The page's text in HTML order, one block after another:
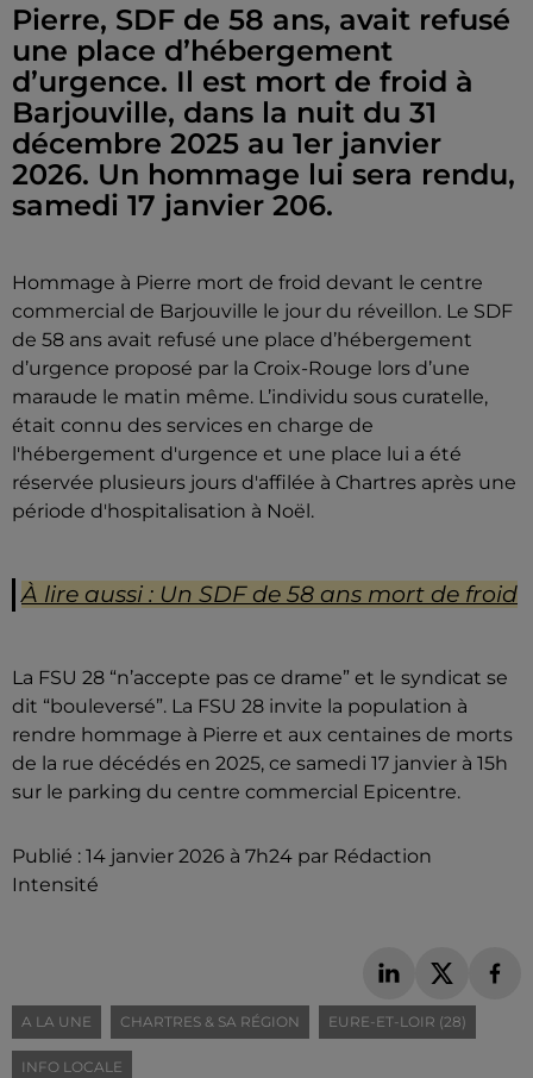
Pierre, SDF de 58 ans, avait refusé
une place d’hébergement
d’urgence. Il est mort de froid à
Barjouville, dans la nuit du 31
décembre 2025 au 1er janvier
2026. Un hommage lui sera rendu,
samedi 17 janvier 206.
Hommage à Pierre mort de froid devant le centre
commercial de Barjouville le jour du réveillon. Le SDF
de 58 ans avait refusé une place d’hébergement
d’urgence proposé par la Croix-Rouge lors d’une
maraude le matin même. L’individu sous curatelle,
était connu des services en charge de
l'hébergement d'urgence et une place lui a été
réservée plusieurs jours d'affilée à Chartres après une
période d'hospitalisation à Noël.
À lire aussi : Un SDF de 58 ans mort de froid
La FSU 28 “n’accepte pas ce drame” et le syndicat se
dit “bouleversé”. La FSU 28 invite la population à
rendre hommage à Pierre et aux centaines de morts
de la rue décédés en 2025, ce samedi 17 janvier à 15h
sur le parking du centre commercial Epicentre.
Publié : 14 janvier 2026 à 7h24 par Rédaction
Intensité
A LA UNE CHARTRES & SA RÉGION EURE-ET-LOIR (28)
INFO LOCALE